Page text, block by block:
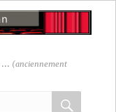
(anciennement